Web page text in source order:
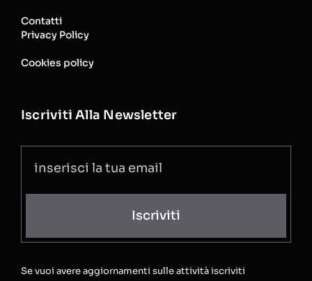
Contatti
Privacy Policy
Cookies policy
Iscriviti Alla Newsletter
Iscriviti
Se vuoi avere aggiornamenti sulle attività iscriviti